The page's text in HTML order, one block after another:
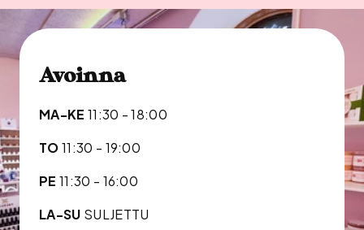
Avoinna
MA-KE 11:30 - 18:00
TO11:30 - 19:00
PE 11:30 - 16:00
LA-SU SULJETTU